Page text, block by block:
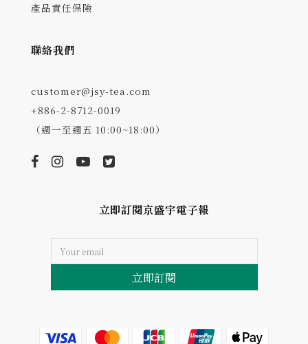
產品責任保險
聯絡我們
customer@jsy-tea.com
+886-2-8712-0019
（週一至週五 10:00~18:00）
立即訂閱京盛宇電子報
立即訂閱